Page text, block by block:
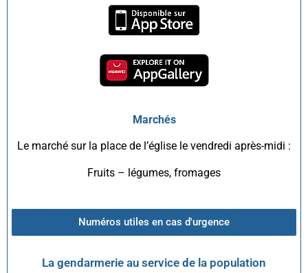
Marchés
Le marché sur la place de l’église le vendredi après-midi :
Fruits – légumes, fromages
Numéros utiles en cas d'urgence
La gendarmerie au service de la population